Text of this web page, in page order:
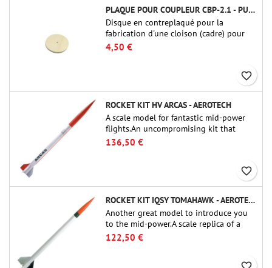
PLAQUE POUR COUPLEUR CBP-2.1 - PUBLIC MISSILES LTD.
Disque en contreplaqué pour la
fabrication d'une cloison (cadre) pour
raccords tubulaires de 54 mm de Public
Missiles Ltd. (PT-2.1 ou QT-2.1)
4,50 €
favorite_border
ROCKET KIT HV ARCAS - AEROTECH
A scale model for fantastic mid-power
flights.An uncompromising kit that
allows you to build a replica of one of
the most famous sounding-rocket ever.
136,50 €
favorite_border
ROCKET KIT IQSY TOMAHAWK - AEROTECH
Another great model to introduce you
to the mid-power.A scale replica of a
famous sounding rocket, small in size
and peefect to move to higher-level kits.
122,50 €